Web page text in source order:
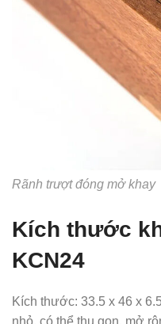
Rãnh trượt đóng mở khay
Kích thước
KCN24
Kích thước: 33.5 x 46 x